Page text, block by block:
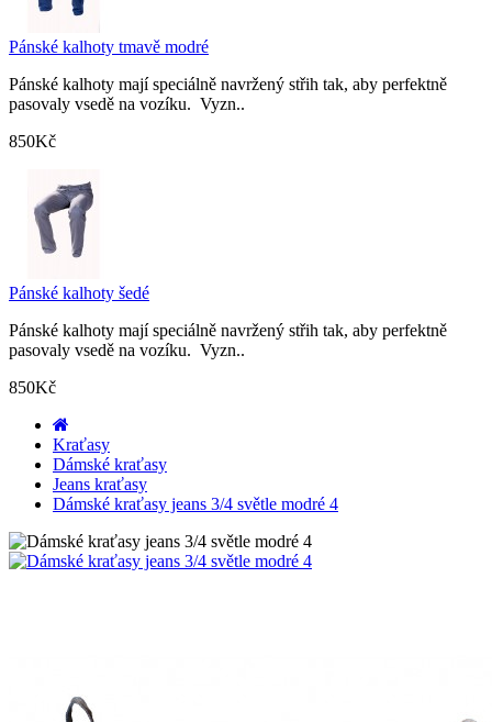
Pánské kalhoty tmavě modré
Pánské kalhoty mají speciálně navržený střih tak, aby perfektně
pasovaly vsedě na vozíku. Vyzn..
850Kč
Pánské kalhoty šedé
Pánské kalhoty mají speciálně navržený střih tak, aby perfektně
pasovaly vsedě na vozíku. Vyzn..
850Kč
Kraťasy
Dámské kraťasy
Jeans kraťasy
Dámské kraťasy jeans 3/4 světle modré 4